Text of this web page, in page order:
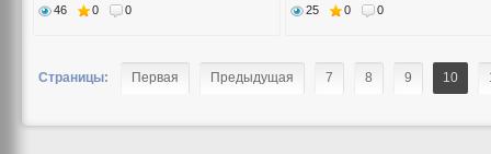
46 0 0 25 0 0
Страницы: Первая Предыдущая 7 8 9 10